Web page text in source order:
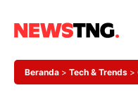
Beranda > Tech & Trends >